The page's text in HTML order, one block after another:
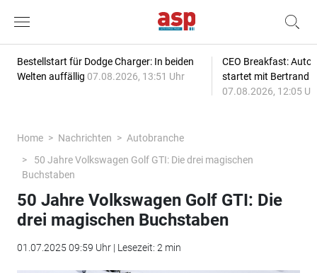
Bestellstart für Dodge Charger: In beiden
Welten auffällig 07.08.2026, 13:51 Uhr
CEO Breakfast:
startet mit Bertrand
07.08.2026, 12:05
Home Nachrichten
Autobranche
50 Jahre Volkswagen Golf GTI: Die drei magischen
Buchstaben
50 Jahre Volkswagen Golf GTI: Die
drei magischen Buchstaben
01.07.2025 09:59 Uhr | Lesezeit: 2 min